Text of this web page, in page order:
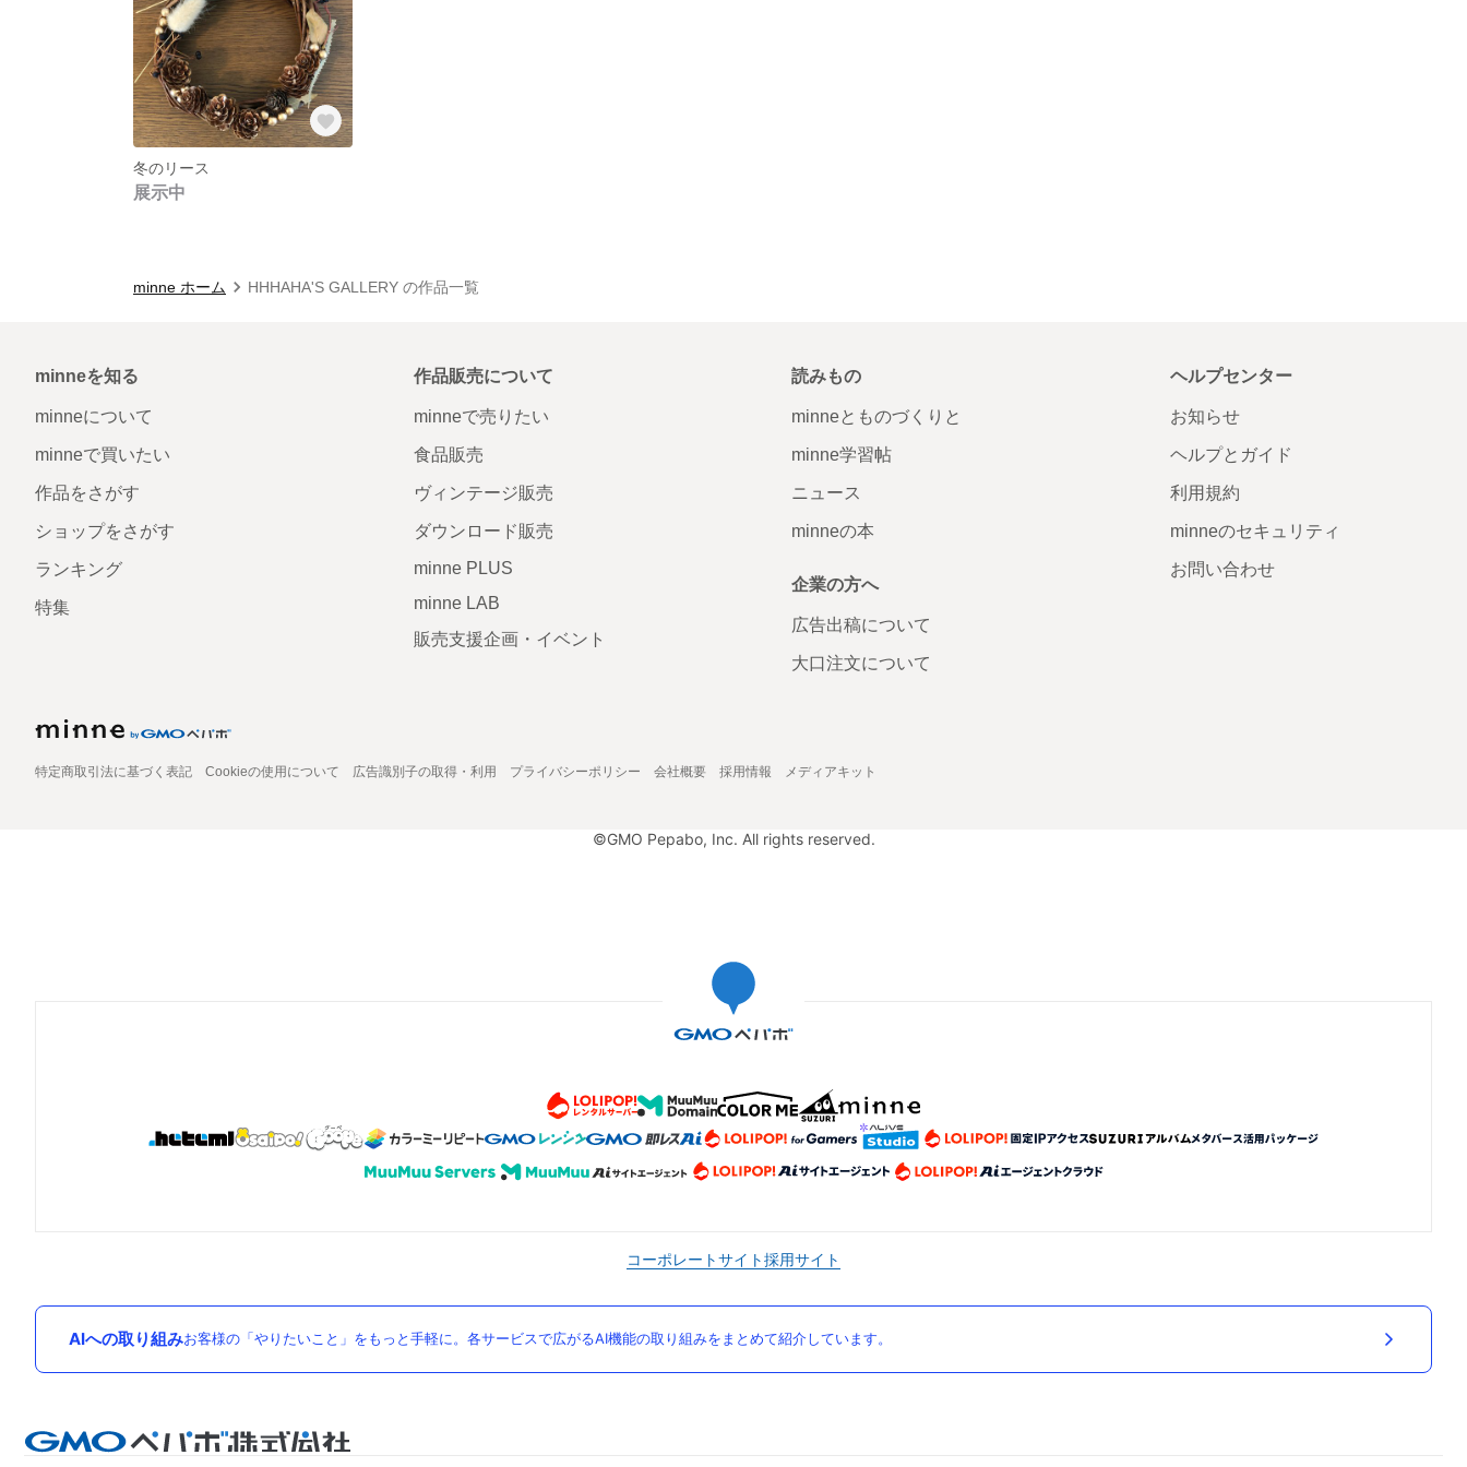
冬のリース
展示中
minne ホーム HHHAHA'S GALLERY の作品一覧
minneを知る
minneについて
minneで買いたい
作品をさがす
ショップをさがす
ランキング
特集
作品販売について
minneで売りたい
食品販売
ヴィンテージ販売
ダウンロード販売
minne PLUS
minne LAB
販売支援企画・イベント
読みもの
minneとものづくりと
minne学習帖
ニュース
minneの本
企業の方へ
広告出稿について
大口注文について
ヘルプセンター
お知らせ
ヘルプとガイド
利用規約
minneのセキュリティ
お問い合わせ
特定商取引法に基づく表記 Cookieの使用について 広告識別子の取得・利用 プライバシーポリシー 会社概要 採用情報 メディアキット
©GMO Pepabo, Inc. All rights reserved.
コーポレートサイト採用サイト
AIへの取り組みお客様の「やりたいこと」をもっと手軽に。各サービスで広がるAI機能の取り組みをまとめて紹介しています。